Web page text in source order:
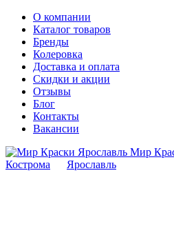
О компании
Каталог товаров
Бренды
Колеровка
Доставка и оплата
Скидки и акции
Отзывы
Блог
Контакты
Вакансии
Мир
Кострома
Ярославль